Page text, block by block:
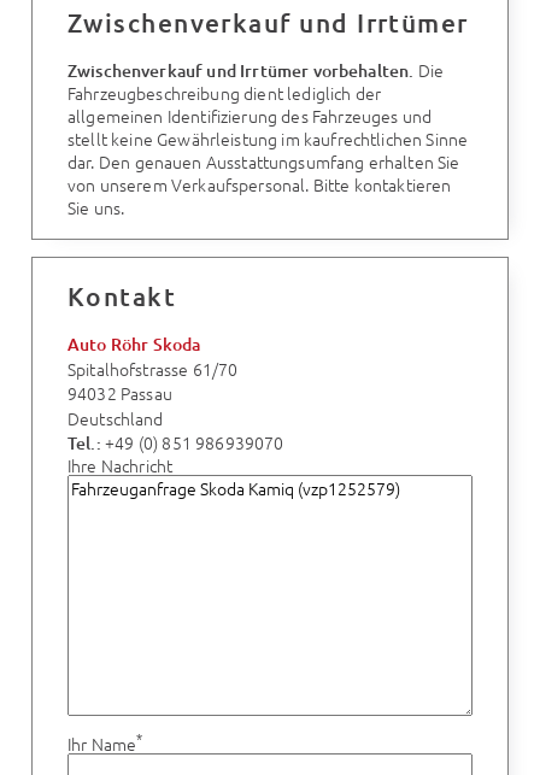
Zwischenverkauf und Irrtümer
Zwischenverkauf und Irrtümer vorbehalten. Die
Fahrzeugbeschreibung dient lediglich der
allgemeinen Identifizierung des Fahrzeuges und
stellt keine Gewährleistung im kaufrechtlichen Sinne
dar. Den genauen Ausstattungsumfang erhalten Sie
von unserem Verkaufspersonal. Bitte kontaktieren
Sie uns.
Kontakt
Auto Röhr Skoda
Spitalhofstrasse 61/70
94032 Passau
Deutschland
Tel.: +49 (0) 851 986939070
Ihre Nachricht
Ihr Name*